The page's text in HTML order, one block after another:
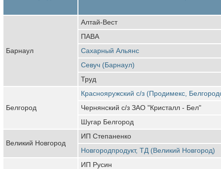
Барнаул
Алтай-Вест
ПАВА
Сахарный Альянс
Севуч (Барнаул)
Труд
Белгород
Краснояружский с/з (Продимекс,
Чернянский с/з ЗАО "Кристалл - Бел"
Шугар Белгород
Великий Новгород
ИП Степаненко
Новгородпродукт, ТД (Великий Новгород)
ИП Русин